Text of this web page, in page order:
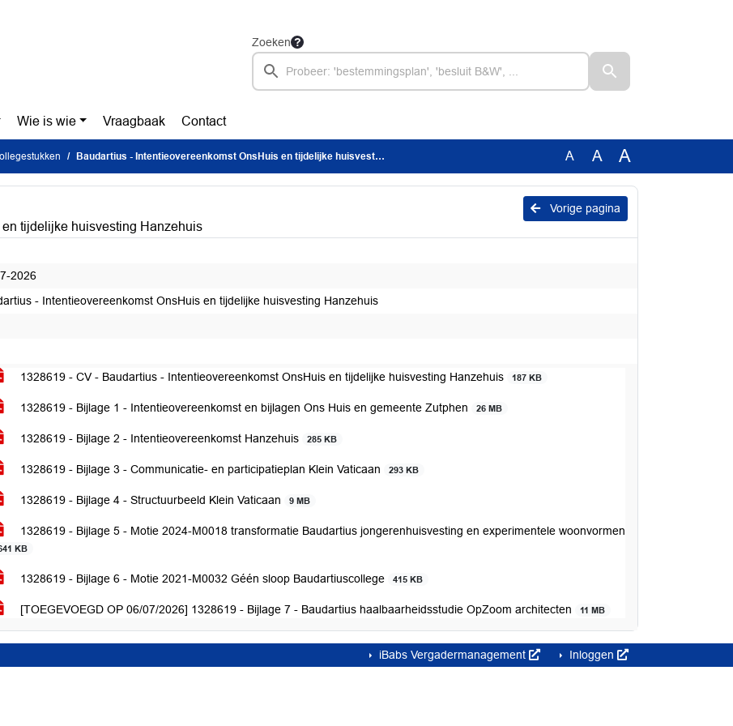
Zoeken
Wie is wie Vraagbaak Contact
Baudartius - Intentieovereenkomst OnsHuis en tijdelijke huisvesting Hanzehuis A A A
Vorige pagina
tijdelijke huisvesting Hanzehuis
2026
- Intentieovereenkomst OnsHuis en tijdelijke huisvesting Hanzehuis
1328619 - CV - Baudartius - Intentieovereenkomst OnsHuis en tijdelijke huisvesting Hanzehuis 187 KB
1328619 - Bijlage 1 - Intentieovereenkomst en bijlagen Ons Huis en gemeente Zutphen 26 MB
1328619 - Bijlage 2 - Intentieovereenkomst Hanzehuis 285 KB
1328619 - Bijlage 3 - Communicatie- en participatieplan Klein Vaticaan 293 KB
1328619 - Bijlage 4 - Structuurbeeld Klein Vaticaan 9 MB
1328619 - Bijlage 5 - Motie 2024-M0018 transformatie Baudartius jongerenhuisvesting en experimentele woonvormen
KB
1328619 - Bijlage 6 - Motie 2021-M0032 Géén sloop Baudartiuscollege 415 KB
[TOEGEVOEGD OP 06/07/2026] 1328619 - Bijlage 7 - Baudartius haalbaarheidsstudie OpZoom architecten 11 MB
iBabs Vergadermanagement Inloggen